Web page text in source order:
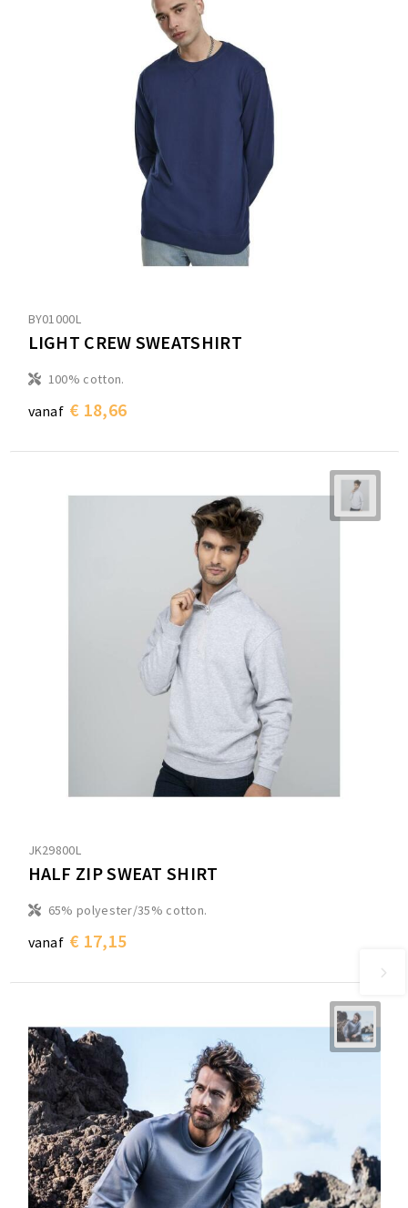
BY01000L
LIGHT CREW SWEATSHIRT
100% cotton.
vanaf € 18,66
JK29800L
HALF ZIP SWEAT SHIRT
65% polyester/35% cotton.
vanaf € 17,15